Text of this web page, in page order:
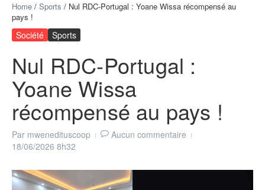
Home / Sports / Nul RDC-Portugal : Yoane Wissa récompensé au
pays !
Société Sports
Nul RDC-Portugal :
Yoane Wissa
récompensé au pays !
Par mwenedituscoop
Aucun commentaire
18/06/2026 8h32